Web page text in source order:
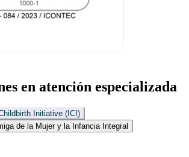
en atención especializada
Initiative (ICI)
de la Mujer y la Infancia Integral